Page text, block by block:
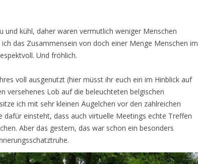
und kühl, daher waren vermutlich weniger Menschen
das Zusammensein von doch einer Menge Menschen im
Und fröhlich.
voll ausgenutzt (hier müsst ihr euch ein im Hinblick auf
versehenes Lob auf die beleuchteten belgischen
ich mit sehr kleinen Äugelchen vor den zahlreichen
dafür einsteht, dass auch virtuelle Meetings echte Treffen
Aber das gestern, das war schon ein besonders